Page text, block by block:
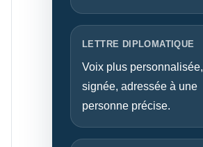
LETTRE DIPLOMATIQUE
Voix plus personnalisée,
signée, adressée à une
personne précise.